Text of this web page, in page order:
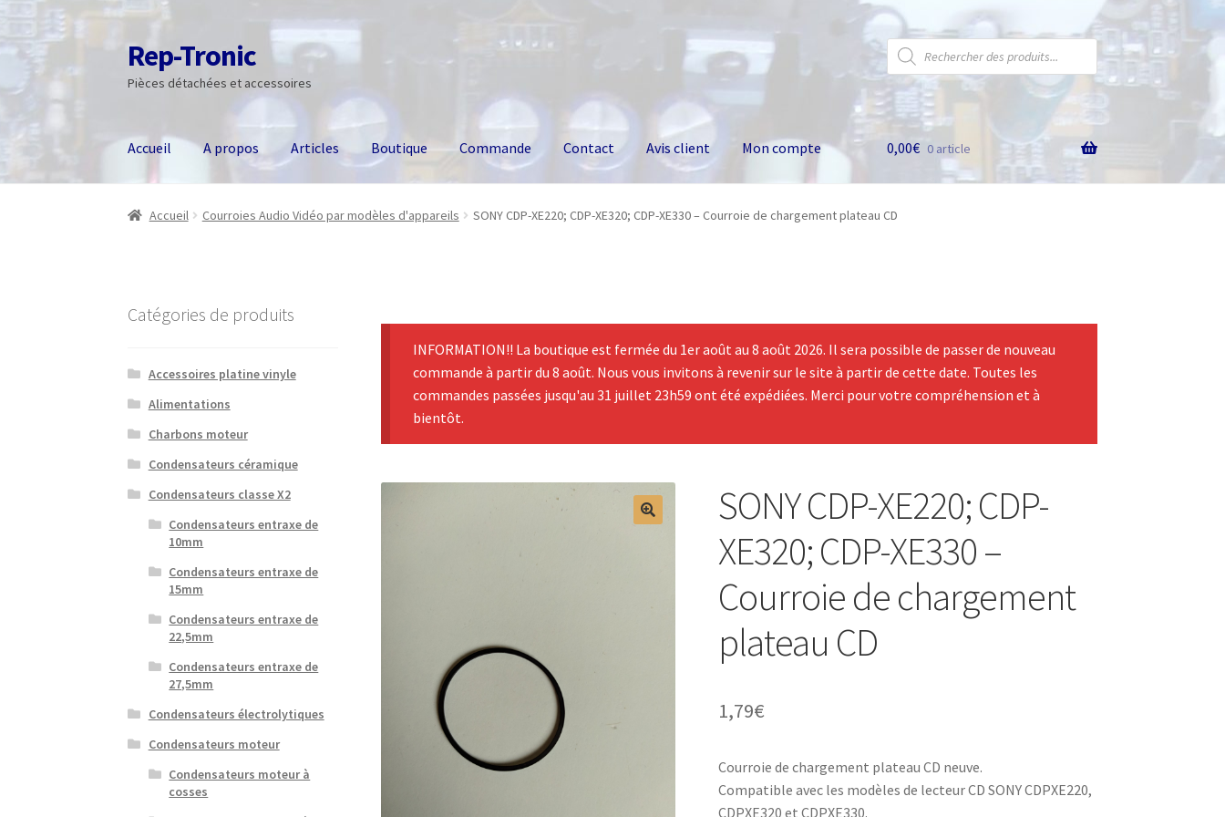
Aller
à
la
Aller
au
contenu
Rep-Tronic
Pièces détachées et accessoires
Recherche
de
produits
Accueil A propos Articles Boutique Commande Contact Avis client Mon compte 0,00€ 0 article
Accueil Courroies Audio Vidéo par modèles d'appareils SONY CDP-XE220; CDP-XE320; CDP-XE330 – Courroie de chargement plateau CD
INFORMATION!! La boutique est fermée du 1er août au 8 août 2026. Il sera possible de passer de nouveau
commande à partir du 8 août. Nous vous invitons à revenir sur le site à partir de cette date. Toutes les
commandes passées jusqu'au 31 juillet 23h59 ont été expédiées. Merci pour votre compréhension et à
bientôt.
SONY CDP-XE220; CDP-
XE320; CDP-XE330 –
Courroie de chargement
plateau CD
1,79€
Courroie de chargement plateau CD neuve.
Compatible avec les modèles de lecteur CD SONY CDPXE220,
CDPXE320 et CDPXE330.
Catégories de produits
Accessoires platine vinyle
Alimentations
Charbons moteur
Condensateurs céramique
Condensateurs classe X2
Condensateurs entraxe de
10mm
Condensateurs entraxe de
15mm
Condensateurs entraxe de
22,5mm
Condensateurs entraxe de
27,5mm
Condensateurs électrolytiques
Condensateurs moteur
Condensateurs moteur à
cosses